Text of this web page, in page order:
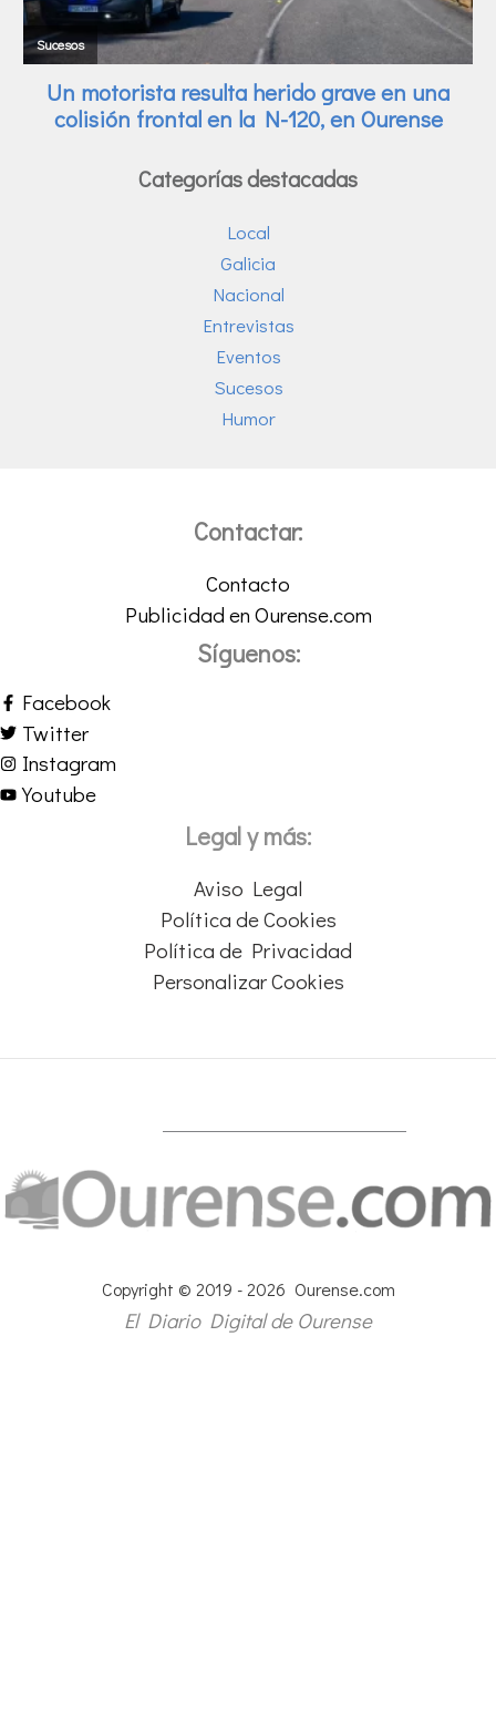
Categorías destacadas
Local
Galicia
Nacional
Entrevistas
Eventos
Sucesos
Humor
Contactar:
Contacto
Publicidad en Ourense.com
Síguenos:
Facebook
Twitter
Instagram
Youtube
Legal y más:
Aviso Legal
Política de Cookies
Política de Privacidad
Personalizar Cookies
Copyright © 2019 - 2026 Ourense.com
El Diario Digital de Ourense